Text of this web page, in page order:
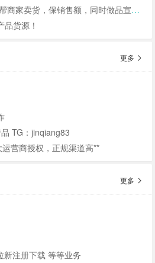
货，保销售额，同时做品宣和私域搭建！
货源！
更多
TG：jinqiang83
营商授权，正规渠道高**
更多
新注册下载 等等业务